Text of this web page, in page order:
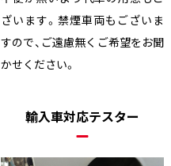
ざいます。禁煙車両もございま
すので、ご遠慮無くご希望をお聞
かせください。
輸入車対応テスター